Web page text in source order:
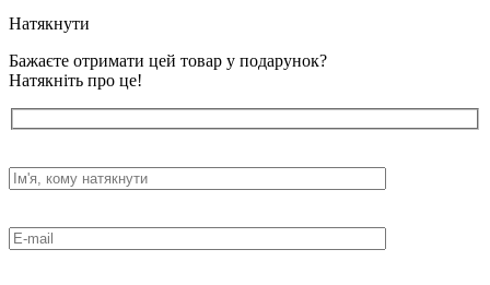
Натякнути
Бажаєте отримати цей товар у подарунок?
Натякніть про це!